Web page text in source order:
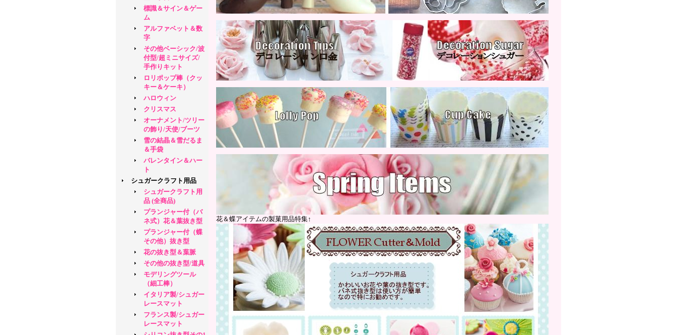
標識＆サイン＆ゲー
ム
アルファベット＆数
字
その他ベーシック/波
付型/超ミニサイズ/
手作りキット
ロリポップ棒（クッ
キー＆ケーキ）
ハロウィン
クリスマス
オーナメント/ツリー
の飾り/天使/ブーツ
雪の結晶＆雪だるま
＆手袋
バレンタイン＆ハー
ト
シュガークラフト用品
シュガークラフト用
品 (全商品)
プランジャー付（バ
ネ式）花＆葉抜き型
プランジャー付（蝶
その他）抜き型
花の抜き型＆葉脈
その他の抜き型/道具
モデリングツール
（細工棒）
イタリア製/シュガー
レースマット
フランス製/シュガー
レースマット
花＆蝶アイテムの製菓用品特集↑